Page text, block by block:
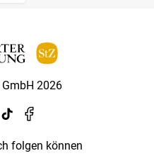
2026
folgen können